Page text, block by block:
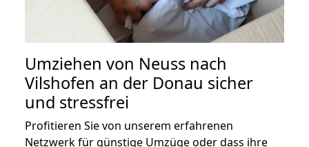
Umziehen von Neuss nach
Vilshofen an der Donau sicher
und stressfrei
Profitieren Sie von unserem erfahrenen
Netzwerk für günstige Umzüge oder dass ihre